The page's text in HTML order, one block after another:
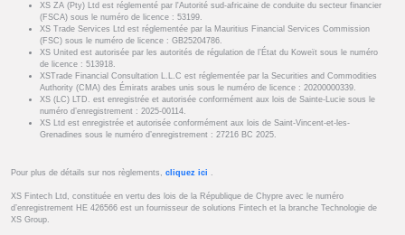
XS ZA (Pty) Ltd est réglementé par l'Autorité sud-africaine de conduite du secteur financier
(FSCA) sous le numéro de licence : 53199.
XS Trade Services Ltd est réglementée par la Mauritius Financial Services Commission
(FSC) sous le numéro de licence : GB25204786.
XS United est autorisée par les autorités de régulation de l’État du Koweït sous le numéro
de licence : 513918.
XSTrade Financial Consultation L.L.C est réglementée par la Securities and Commodities
Authority (CMA) des Émirats arabes unis sous le numéro de licence : 20200000339.
XS (LC) LTD. est enregistrée et autorisée conformément aux lois de Sainte-Lucie sous le
numéro d’enregistrement : 2025-00114.
XS Ltd est enregistrée et autorisée conformément aux lois de Saint-Vincent-et-les-
Grenadines sous le numéro d’enregistrement : 27216 BC 2025.
Pour plus de détails sur nos règlements, cliquez ici .
XS Fintech Ltd, constituée en vertu des lois de la République de Chypre avec le numéro
d’enregistrement HE 426566 est un fournisseur de solutions Fintech et la branche Technologie de
XS Group.